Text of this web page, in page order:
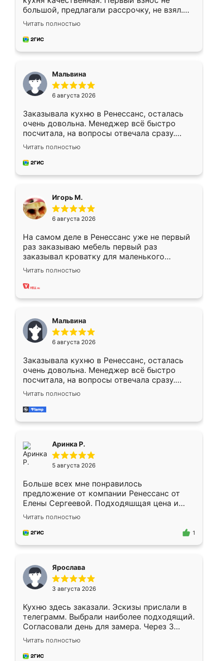
большой, предлагали рассрочку, не взял.
Ждал меньше месяца, сборщик с прямыми
руками. По цене вышло адекватно.
Рекомендую!
Читать полностью
Мальвина
6 августа 2026
Заказывала кухню в Ренессанс, осталась
очень довольна. Менеджер всё быстро
посчитала, на вопросы отвечала сразу.
Замерщик приехал в субботу, подошёл к
делу со всей ответственностью. Собрали
за день, ребята работали аккуратно, даже
Читать полностью
Игорь М.
6 августа 2026
На самом деле в Ренессанс уже не первый
раз заказываю мебель первый раз
заказывал кроватку для маленького
ребёнка при его рождении ,во второй раз
заказал шкаф-купе. По качеству очень
хорошее сборка достаточно быстрая,
меньше, здесь же он более разнообразный.
Мне нравится ,если что-то потребуется из
мебели буду заказывать только здесь.
Читать полностью
Мальвина
6 августа 2026
Заказывала кухню в Ренессанс, осталась
очень довольна. Менеджер всё быстро
посчитала, на вопросы отвечала сразу.
Замерщик приехал в субботу, подошёл к
делу со всей ответственностью. Собрали
за день, ребята работали аккуратно, даже
Читать полностью
Аринка Р.
5 августа 2026
Больше всех мне понравилось
предложение от компании Ренессанс от
Елены Сергеевой. Подходяшщая цена и
короткие сроки изготовления. Приехавший
для замера сотрудник Владислав
предложил по моему эскизу самый
Читать полностью
1
Ярослава
3 августа 2026
Кухню здесь заказали. Эскизы прислали в
телеграмм. Выбрали наиболее подходящий.
Согласовали день для замера. Через 3
недели кухня была уже готова. Остались
довольны работой. Спасибо Ренессанс
мебель за качественную работу!
Читать полностью